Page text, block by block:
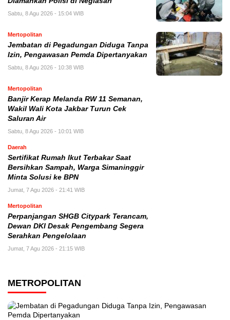
Sabtu, 8 Agu 2026 - 15:04 WIB
Mertopolitan
Jembatan di Pegadungan Diduga Tanpa
Izin, Pengawasan Pemda Dipertanyakan
Sabtu, 8 Agu 2026 - 10:38 WIB
Mertopolitan
Banjir Kerap Melanda RW 11 Semanan,
Wakil Wali Kota Jakbar Turun Cek
Saluran Air
Sabtu, 8 Agu 2026 - 10:01 WIB
Daerah
Sertifikat Rumah Ikut Terbakar Saat
Bersihkan Sampah, Warga Simaninggir
Minta Solusi ke BPN
Jumat, 7 Agu 2026 - 21:41 WIB
Mertopolitan
Perpanjangan SHGB Citypark Terancam,
Dewan DKI Desak Pengembang Segera
Serahkan Pengelolaan
Jumat, 7 Agu 2026 - 21:15 WIB
METROPOLITAN